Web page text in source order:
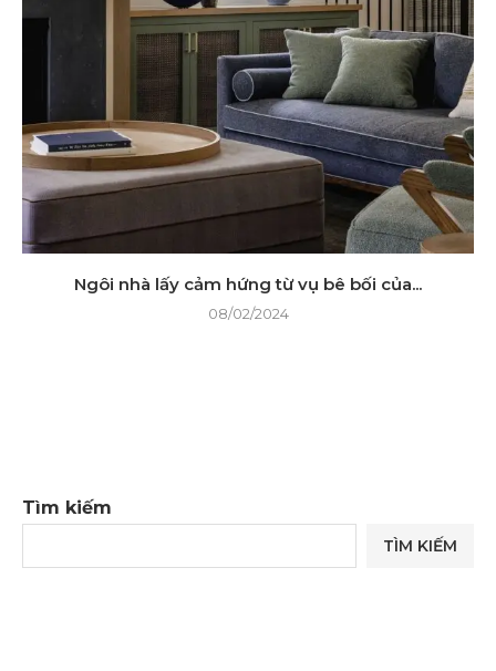
Ngôi nhà lấy cảm hứng từ vụ bê bối của...
08/02/2024
Tìm kiếm
TÌM KIẾM